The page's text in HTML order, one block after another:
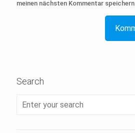
meinen nächsten Kommentar speichern.
Search